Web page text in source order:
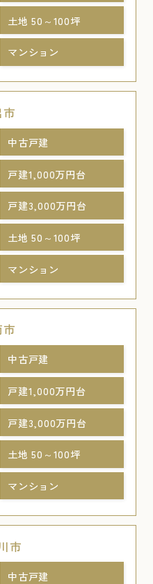
土地 50～100坪
マンション
中古戸建
戸建1,000万円台
戸建3,000万円台
土地 50～100坪
マンション
中古戸建
戸建1,000万円台
戸建3,000万円台
土地 50～100坪
マンション
市
中古戸建